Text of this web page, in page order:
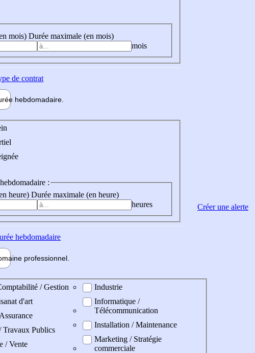
mois) Durée maximale (en mois)
mois
de contrat
hebdomadaire
:
heure) Durée maximale (en heure)
heures
hebdomadaire
professionnel
/ Gestion
d'art
Travaux Publics
/ Vente
Industrie
Informatique /
Télécommunication
Installation / Maintenance
Marketing / Stratégie
commerciale
Créer une alerte